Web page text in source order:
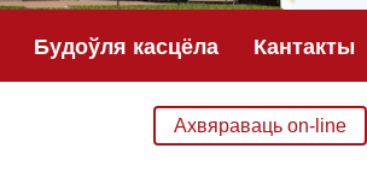
Будоўля касцёла Кантакты
Ахвяраваць on-line